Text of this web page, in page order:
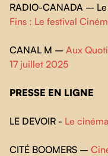
RADIO-CANADA – Le
Fins : Le festival
CANAL M – Aux
17 juillet 2025
PRESSE EN LIGNE
LE DEVOIR - Le
CITÉ BOOMERS –